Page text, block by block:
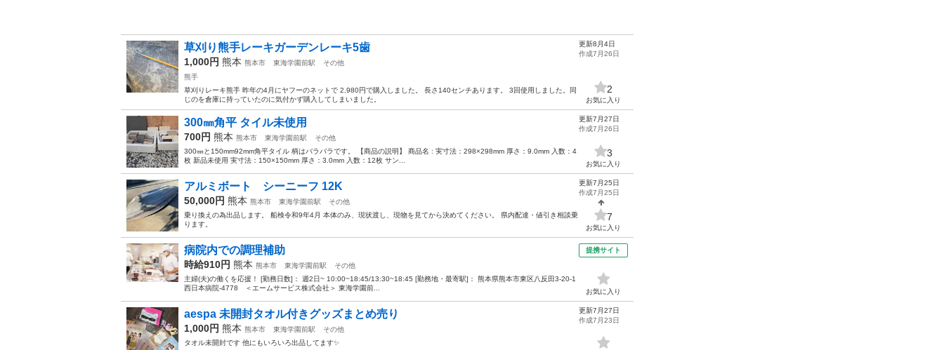
草刈り熊手レーキガーデンレーキ5歯
1,000円 熊本 熊本市 東海学園前駅
その他
熊手
草刈りレーキ熊手 昨年の4月にヤフーのネットで 2,980円で購入しました。 長さ140センチあります。 3回使用しました。同
じのを倉庫に持っていたのに気付かず購入してしまいました。
更新8月4日
作成7月26日
2
お気に入り
300㎜角平 タイル未使用
700円 熊本 熊本市 東海学園前駅
その他
300㎜と150mm92mm角平タイル 柄はバラバラです。 【商品の説明】 商品名 : 実寸法：298×298mm 厚さ：9.0mm 入数：4
枚 新品未使用 実寸法：150×150mm 厚さ：3.0mm 入数：12枚 サン...
更新7月27日
作成7月26日
3
お気に入り
アルミボート シーニーフ 12K
50,000円 熊本 熊本市 東海学園前駅
その他
乗り換えの為出品します。 船検令和9年4月 本体のみ、現状渡し、現物を見てから決めてください。 県内配達・値引き相談乗
ります。
更新7月25日
作成7月25日
7
お気に入り
病院内での調理補助
時給910円 熊本 熊本市 東海学園前駅
その他
主婦(夫)の働くを応援！ [勤務日数]： 週2日~ 10:00~18:45/13:30~18:45 [勤務地・最寄駅]： 熊本県熊本市東区八反田3-20-1
西日本病院-4778 ＜エームサービス株式会社＞ 東海学園前...
提携サイト
お気に入り
aespa 未開封タオル付きグッズまとめ売り
1,000円 熊本 熊本市 東海学園前駅
その他
タオル未開封です 他にもいろいろ出品してます✨️
更新7月27日
作成7月23日